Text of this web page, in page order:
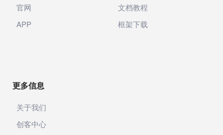
官网
APP
文档教程
框架下载
更多信息
关于我们
创客中心